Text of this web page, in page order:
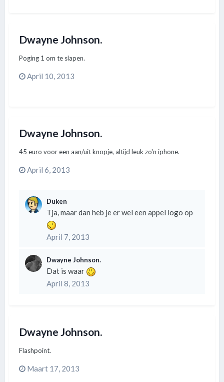
Dwayne Johnson.
Poging 1 om te slapen.
April 10, 2013
Dwayne Johnson.
45 euro voor een aan/uit knopje, altijd leuk zo'n iphone.
April 6, 2013
Duken
Tja, maar dan heb je er wel een appel logo op
April 7, 2013
Dwayne Johnson.
Dat is waar
April 8, 2013
Dwayne Johnson.
Flashpoint.
Maart 17, 2013